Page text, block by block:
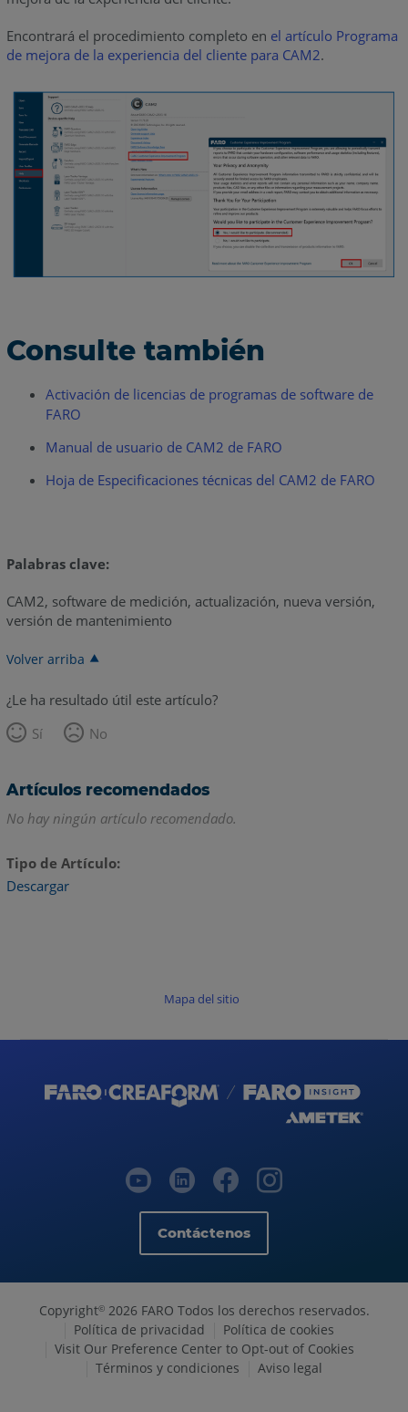
Encontrará el procedimiento completo en el artículo Programa
de mejora de la experiencia del cliente para CAM2.
Consulte también
Activación de licencias de programas de software de
FARO
Manual de usuario de CAM2 de FARO
Hoja de Especificaciones técnicas del CAM2 de FARO
Palabras clave:
CAM2, software de medición, actualización, nueva versión,
versión de mantenimiento
Volver arriba
¿Le ha resultado útil este artículo?
Sí
No
Artículos recomendados
No hay ningún artículo recomendado.
Tipo de Artículo
Descargar
Mapa del sitio
Contáctenos
Copyright©2026 FARO Todos los derechos reservados.
Política de privacidad
Política de cookies
Visit Our Preference Center to Opt-out of Cookies
Términos y condiciones
Aviso legal